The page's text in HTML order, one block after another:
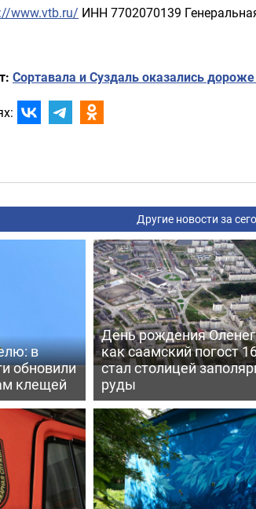
www.vtb.ru/ ИНН 7702070139
Сортавала и Суздаль оказались
Другие новости за
в
обновили
клещей
День рождения
как саамский погост
стал столицей
руды